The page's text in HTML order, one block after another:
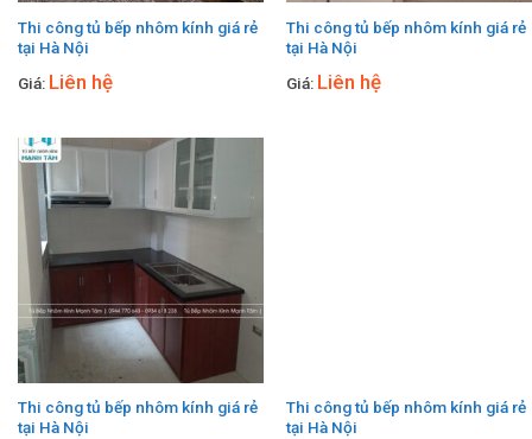
Thi công tủ bếp nhôm kính giá rẻ
tại Hà Nội
Giá: Liên hệ
Thi công tủ bếp nhôm kính giá rẻ
tại Hà Nội
Giá: Liên hệ
Thi công tủ bếp nhôm kính giá rẻ
tại Hà Nội
Thi công tủ bếp nhôm kính giá rẻ
tại Hà Nội